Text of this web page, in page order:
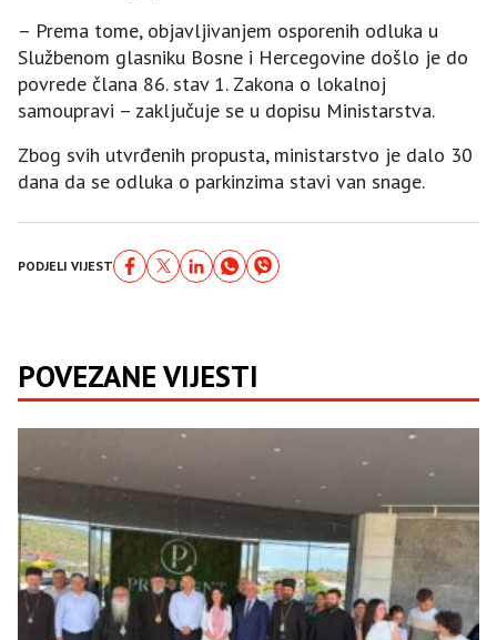
– Prema tome, objavljivanjem osporenih odluka u
Službenom glasniku Bosne i Hercegovine došlo je do
povrede člana 86. stav 1. Zakona o lokalnoj
samoupravi – zaključuje se u dopisu Ministarstva.
Zbog svih utvrđenih propusta, ministarstvo je dalo 30
dana da se odluka o parkinzima stavi van snage.
PODJELI VIJEST
POVEZANE VIJESTI